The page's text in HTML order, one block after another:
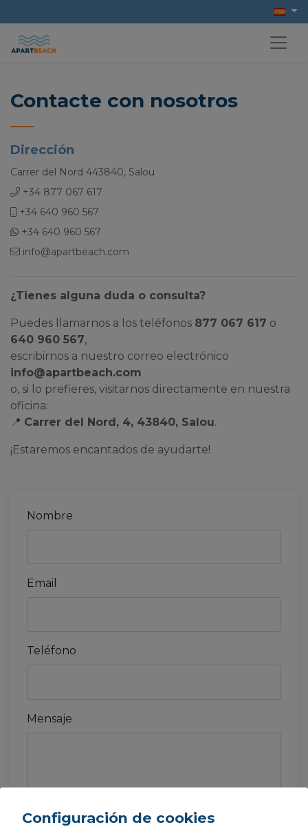
Contacte con nosotros
Dirección
Carrer del Nord 443840, Salou
+34 877 067 617
+34 640 960 567
+34 640 960 567
info@apartbeach.com
¿Tienes alguna duda o consulta?
Puedes llamarnos a los teléfonos 877 067 617 o
640 960 567,
escribirnos a nuestro correo electrónico
info@apartbeach.com
o, si lo prefieres, visitarnos directamente en nuestra
oficina:
📍 Carrer del Nord, 4, 43840, Salou.
¡Estaremos encantados de ayudarte!
Nombre
Email
Teléfono
Mensaje
Configuración de cookies